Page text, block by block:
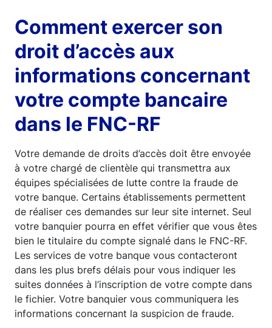
Comment exercer son
droit d’accès aux
informations concernant
votre compte bancaire
dans le FNC-RF
Votre demande de droits d’accès doit être envoyée
à votre chargé de clientèle qui transmettra aux
équipes spécialisées de lutte contre la fraude de
votre banque. Certains établissements permettent
de réaliser ces demandes sur leur site internet. Seul
votre banquier pourra en effet vérifier que vous êtes
bien le titulaire du compte signalé dans le FNC-RF.
Les services de votre banque vous contacteront
dans les plus brefs délais pour vous indiquer les
suites données à l’inscription de votre compte dans
le fichier. Votre banquier vous communiquera les
informations concernant la suspicion de fraude.